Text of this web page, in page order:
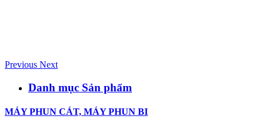
Previous Next
Danh mục Sản phẩm
MÁY PHUN CÁT, MÁY PHUN BI